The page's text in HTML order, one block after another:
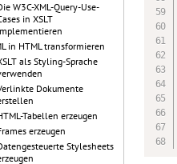
W3C-XML-Query-Use-
in XSLT
in HTML transformieren
als Styling-Sprache
Dokumente
Tabellen erzeugen
erzeugen
Stylesheets